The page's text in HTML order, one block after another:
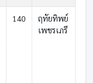
140
ฤทัยทิพย์
เพชรเภรี